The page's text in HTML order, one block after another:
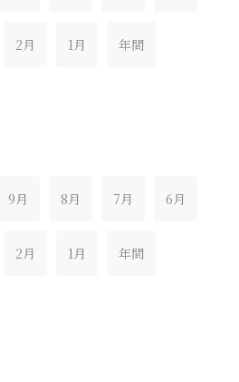
2月 1月 年間
9月 8月 7月 6月
2月 1月 年間